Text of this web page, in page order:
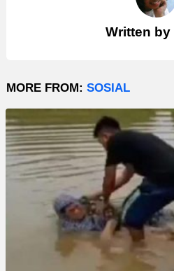
Written by
MORE FROM: SOSIAL